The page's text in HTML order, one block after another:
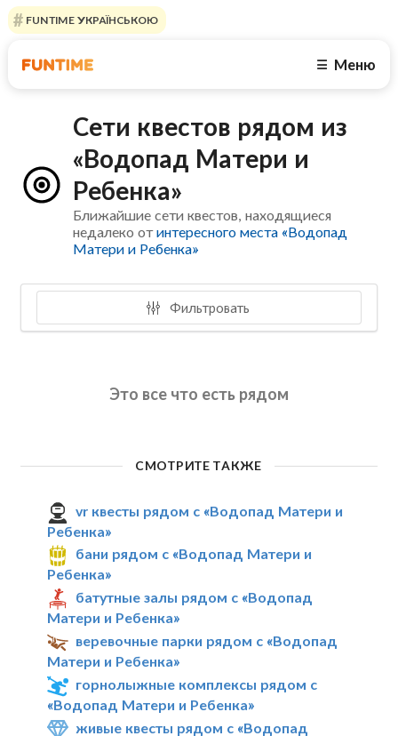
FUNTIME УКРАЇНСЬКОЮ
☰ Меню
Сети квестов рядом из
«Водопад Матери и
Ребенка»
Ближайшие сети квестов, находящиеся
недалеко отинтересного места «Водопад
Матери и Ребенка»
Фильтровать
Это все что есть рядом
СМОТРИТЕ ТАКЖЕ
vr квесты рядом с «Водопад Матери и
Ребенка»
бани рядом с «Водопад Матери и
Ребенка»
батутные залы рядом с «Водопад
Матери и Ребенка»
веревочные парки рядом с «Водопад
Матери и Ребенка»
горнолыжные комплексы рядом с
«Водопад Матери и Ребенка»
живые квесты рядом с «Водопад